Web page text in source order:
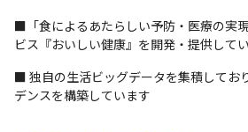
■「食によるあたらしい予防・医療の実
ビス『おいしい健康』を開発・提供して
■ 独自の生活ビッグデータを集積してお
デンスを構築しています